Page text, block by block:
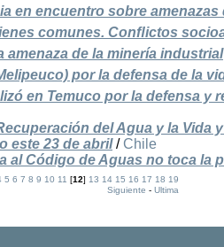
en encuentro sobre
comunes. Conﬂictos
amenaza de la minería industrial
por la defensa de la
en Temuco por la defensa y
del Agua y la Vida
este 23 de abril/ Chile
al Código de Aguas no toca la
5 6 7 8 9 10 11 [12]13 14 15 16 17 18 19
Siguiente -Ultima